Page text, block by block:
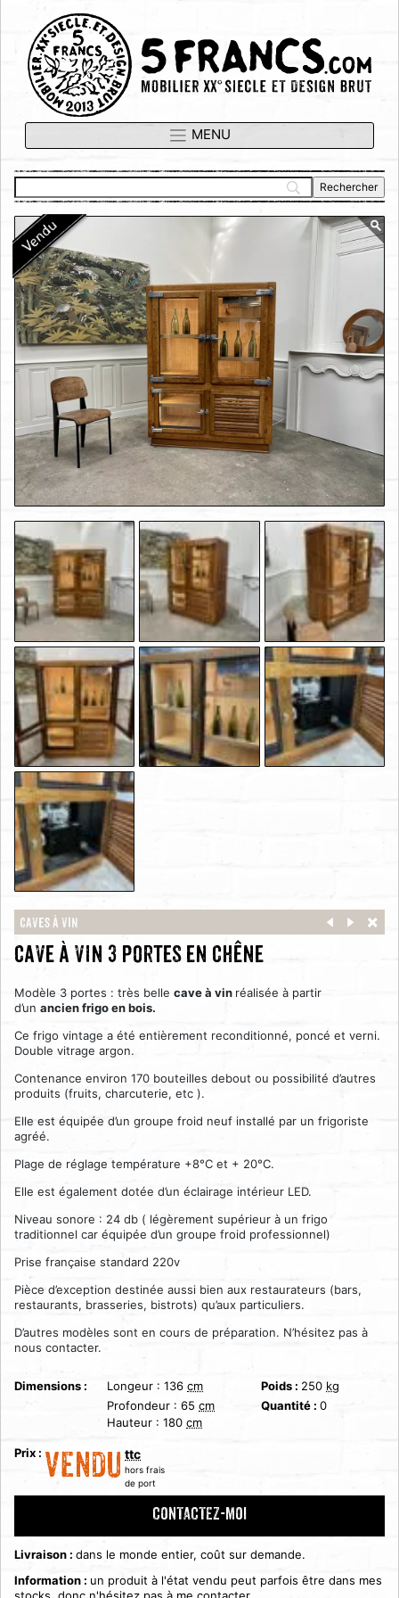
Caves à vin
cave à vin 3 portes en chêne
Modèle 3 portes : très belle cave à vin réalisée à partir
d’un ancien frigo en bois.
Ce frigo vintage a été entièrement reconditionné, poncé et verni.
Double vitrage argon.
Contenance environ 170 bouteilles debout ou possibilité d’autres
produits (fruits, charcuterie, etc ).
Elle est équipée d’un groupe froid neuf installé par un frigoriste
agréé.
Plage de réglage température +8°C et + 20°C.
Elle est également dotée d’un éclairage intérieur LED.
Niveau sonore : 24 db ( légèrement supérieur à un frigo
traditionnel car équipée d’un groupe froid professionnel)
Prise française standard 220v
Pièce d’exception destinée aussi bien aux restaurateurs (bars,
restaurants, brasseries, bistrots) qu’aux particuliers.
D’autres modèles sont en cours de préparation. N’hésitez pas à
nous contacter.
Dimensions : Longeur : 136 cm
Profondeur : 65 cm
Hauteur : 180 cm
Poids : 250 kg
Quantité :0
Prix : VENDU ttc
hors frais
de port
CONTACTEZ-MOI
Livraison : dans le monde entier, coût sur demande.
Information : un produit à l'état vendu peut parfois être dans mes